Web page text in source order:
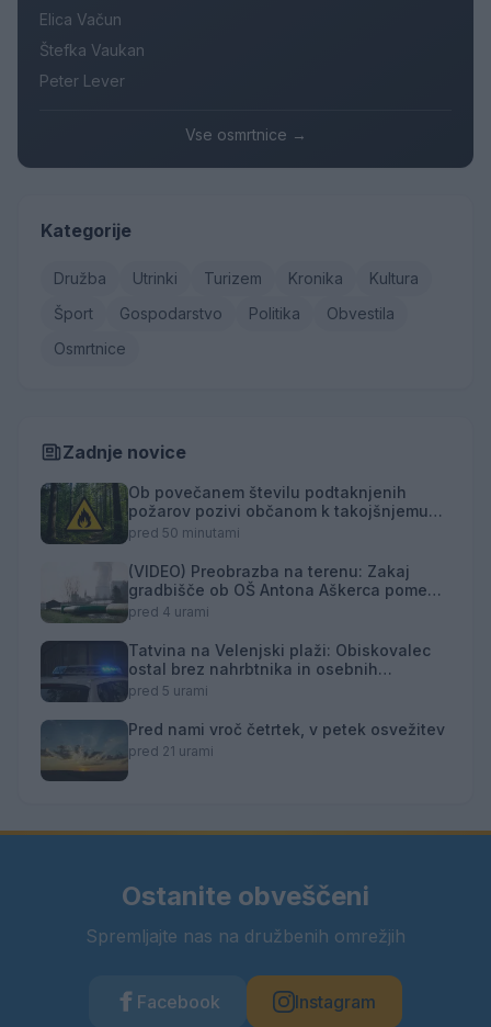
Elica Vačun
Štefka Vaukan
Peter Lever
Vse osmrtnice →
Kategorije
Družba Utrinki Turizem Kronika
Kultura
Šport
Gospodarstvo Politika
Obvestila
Osmrtnice
Zadnje novice
Ob povečanem številu podtaknjenih
požarov pozivi občanom k takojšnjemu
obveščanju policije
pred 50 minutami
(VIDEO) Preobrazba na terenu: Zakaj
gradbišče ob OŠ Antona Aškerca pomeni
naložbo v prihodnost?
pred 4 urami
Tatvina na Velenjski plaži: Obiskovalec
ostal brez nahrbtnika in osebnih
predmetov
pred 5 urami
Pred nami vroč četrtek, v petek osvežitev
pred 21 urami
Ostanite obveščeni
Spremljajte nas na družbenih omrežjih
Facebook Instagram